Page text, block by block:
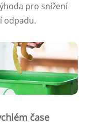
pro snížení
odpadu.
čase